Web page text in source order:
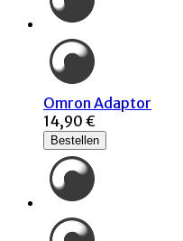
Omron Adaptor
14,90 €
Bestellen